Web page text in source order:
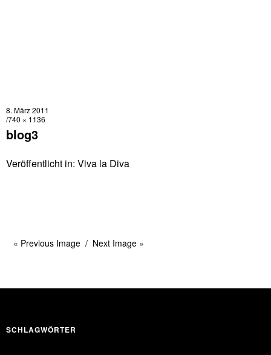
8. März 2011
740 × 1136
blog3
Veröffentlicht in: Viva la Diva
« Previous Image Next Image »
SCHLAGWÖRTER